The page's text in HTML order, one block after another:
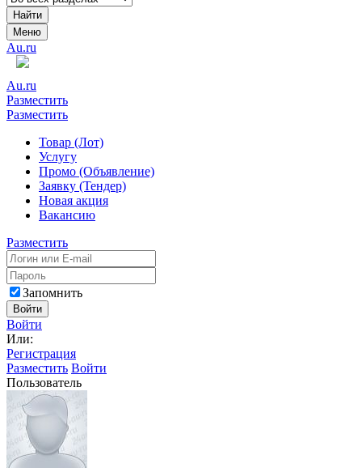
Найти
Меню
Au.ru
Au.ru
Разместить
Разместить
Товар (Лот)
Услугу
Промо (Объявление)
Заявку (Тендер)
Новая акция
Вакансию
Разместить
Запомнить
Войти
Войти
Или:
Регистрация
Разместить Войти
Пользователь